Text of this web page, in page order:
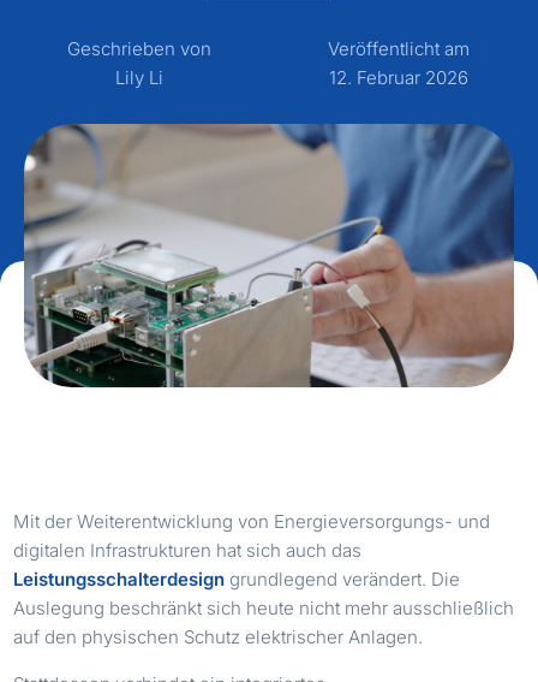
Geschrieben von
Lily Li
Veröffentlicht am
12. Februar 2026
Mit der Weiterentwicklung von Energieversorgungs- und
digitalen Infrastrukturen hat sich auch das
Leistungsschalterdesign grundlegend verändert. Die
Auslegung beschränkt sich heute nicht mehr ausschließlich
auf den physischen Schutz elektrischer Anlagen.